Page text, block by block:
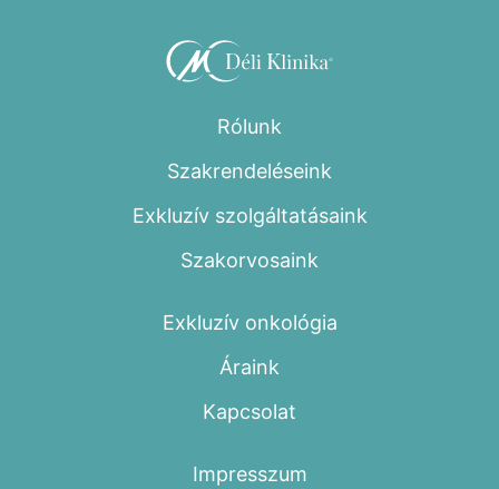
Rólunk
Szakrendeléseink
Exkluzív szolgáltatásaink
Szakorvosaink
Exkluzív onkológia
Áraink
Kapcsolat
Impresszum